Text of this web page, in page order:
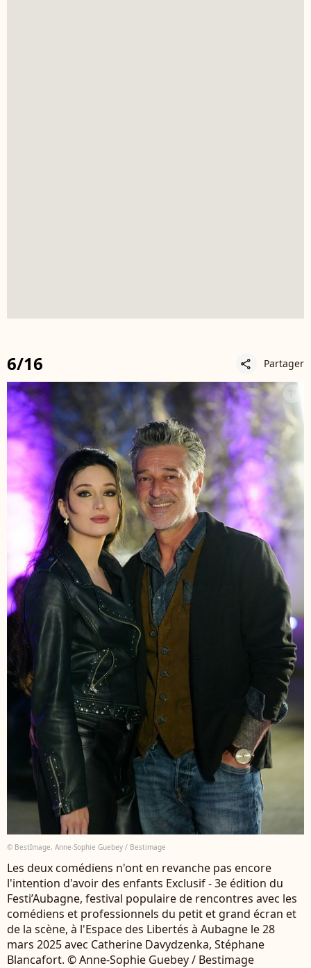
6/16 share Partager
© BestImage, Anne-Sophie Guebey / Bestimage
Les deux comédiens n'ont en revanche pas encore
l'intention d'avoir des enfants Exclusif - 3e édition du
Festi’Aubagne, festival populaire de rencontres avec les
comédiens et professionnels du petit et grand écran et
de la scène, à l'Espace des Libertés à Aubagne le 28
mars 2025 avec Catherine Davydzenka, Stéphane
Blancafort. © Anne-Sophie Guebey / Bestimage